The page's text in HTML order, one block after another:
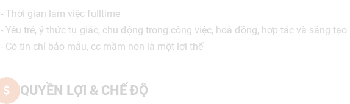
- Thời gian làm việc fulltime
- Yêu trẻ, ý thức tự giác, chủ động trong công việc, hoà đồng, hợp tác và sáng tạo
- Có tín chỉ bảo mẫu, cc mầm non là một lợi thế
QUYỀN LỢI & CHẾ ĐỘ